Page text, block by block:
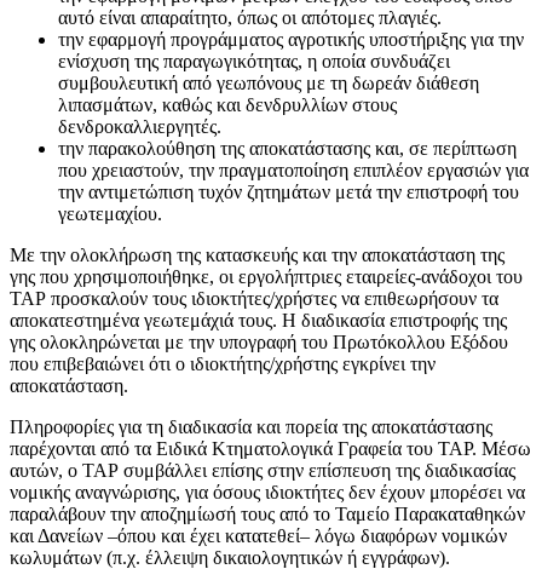
αυτό είναι απαραίτητο, όπως οι απότομες πλαγιές.
την εφαρμογή προγράμματος αγροτικής υποστήριξης για την
ενίσχυση της παραγωγικότητας, η οποία συνδυάζει
συμβουλευτική από γεωπόνους με τη δωρεάν διάθεση
λιπασμάτων, καθώς και δενδρυλλίων στους
δενδροκαλλιεργητές.
την παρακολούθηση της αποκατάστασης και, σε περίπτωση
που χρειαστούν, την πραγματοποίηση επιπλέον εργασιών για
την αντιμετώπιση τυχόν ζητημάτων μετά την επιστροφή του
γεωτεμαχίου.
Με την ολοκλήρωση της κατασκευής και την αποκατάσταση της
γης που χρησιμοποιήθηκε, οι εργολήπτριες εταιρείες-ανάδοχοι του
ΤΑΡ προσκαλούν τους ιδιοκτήτες/χρήστες να επιθεωρήσουν τα
αποκατεστημένα γεωτεμάχιά τους. Η διαδικασία επιστροφής της
γης ολοκληρώνεται με την υπογραφή του Πρωτόκολλου Εξόδου
που επιβεβαιώνει ότι ο ιδιοκτήτης/χρήστης εγκρίνει την
αποκατάσταση.
Πληροφορίες για τη διαδικασία και πορεία της αποκατάστασης
παρέχονται από τα Ειδικά Κτηματολογικά Γραφεία του ΤΑΡ. Μέσω
αυτών, ο ΤΑΡ συμβάλλει επίσης στην επίσπευση της διαδικασίας
νομικής αναγνώρισης, για όσους ιδιοκτήτες δεν έχουν μπορέσει να
παραλάβουν την αποζημίωσή τους από το Ταμείο Παρακαταθηκών
και Δανείων –όπου και έχει κατατεθεί– λόγω διαφόρων νομικών
κωλυμάτων (π.χ. έλλειψη δικαιολογητικών ή εγγράφων).